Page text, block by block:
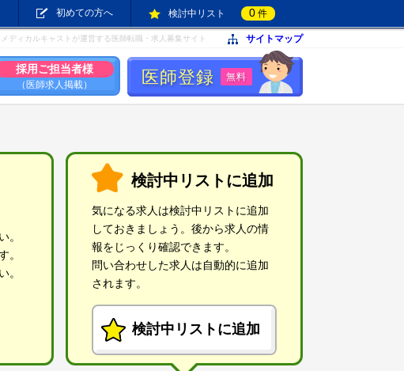
初めての方へ 検討中リスト 0 件
メディカルキャストが運営する医師転職・求人募集サイト サイトマップ
採用ご担当者様
（医師求人掲載） 医師登録 無料
。
。
。
検討中リストに追加
気になる求人は検討中リストに追加
しておきましょう。後から求人の情
報をじっくり確認できます。
問い合わせした求人は自動的に追加
されます。
検討中リストに追加